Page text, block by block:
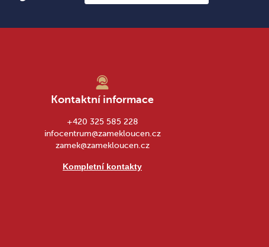
Kontaktní informace
+420 325 585 228
infocentrum@zamekloucen.cz
zamek@zamekloucen.cz
Kompletní kontakty